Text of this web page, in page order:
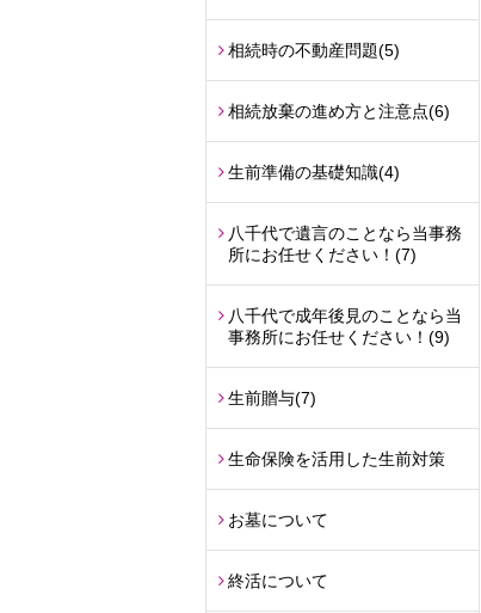
相続時の不動産問題(5)
相続放棄の進め方と注意点(6)
生前準備の基礎知識(4)
八千代で遺言のことなら当事務
所にお任せください！ (7)
八千代で成年後見のことなら当
事務所にお任せください！ (9)
生前贈与(7)
生命保険を活用した生前対策
お墓について
終活について